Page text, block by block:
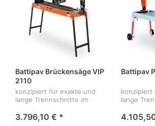
Battipav Brückensäge VIP
2110
konzipiert für exakte und
lange Trennschnitte im
Laser
3.796,10 € *
Battipav
konzipiert
lange
Laser